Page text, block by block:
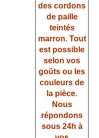
des cordons
de paille
teintés
marron. Tout
est possible
selon vos
goûts ou les
couleurs de
la pièce.
Nous
répondons
sous 24h à